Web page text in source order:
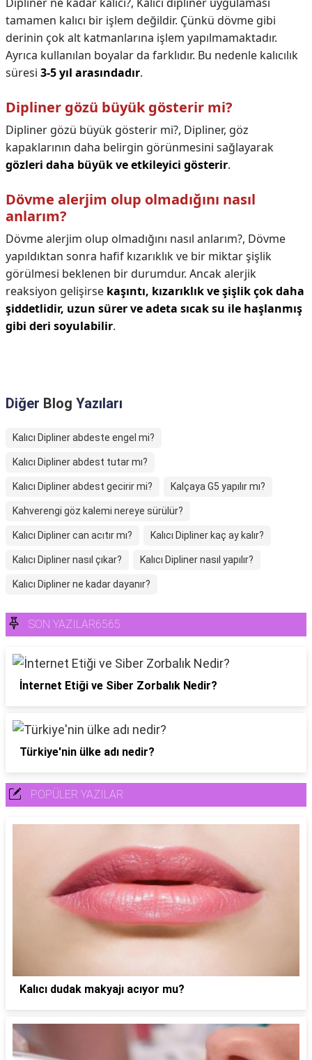
tamamen kalıcı bir işlem değildir. Çünkü dövme gibi
derinin çok alt katmanlarına işlem yapılmamaktadır.
Ayrıca kullanılan boyalar da farklıdır. Bu nedenle kalıcılık
süresi 3-5 yıl arasındadır.
Dipliner gözü büyük gösterir mi?
Dipliner gözü büyük gösterir mi?, Dipliner, göz
kapaklarının daha belirgin görünmesini sağlayarak
gözleri daha büyük ve etkileyici gösterir.
Dövme alerjim olup olmadığını nasıl
anlarım?
Dövme alerjim olup olmadığını nasıl anlarım?, Dövme
yapıldıktan sonra hafif kızarıklık ve bir miktar şişlik
görülmesi beklenen bir durumdur. Ancak alerjik
reaksiyon gelişirse kaşıntı, kızarıklık ve şişlik çok daha
şiddetlidir, uzun sürer ve adeta sıcak su ile haşlanmış
gibi deri soyulabilir.
Diğer Blog Yazıları
Kalıcı Dipliner abdeste engel mi?
Kalıcı Dipliner abdest tutar mı?
Kalıcı Dipliner abdest gecirir mi? Kalçaya G5 yapılır mı?
Kahverengi göz kalemi nereye sürülür?
Kalıcı Dipliner can acıtır mı? Kalıcı Dipliner kaç ay kalır?
Kalıcı Dipliner nasıl çıkar? Kalıcı Dipliner nasıl yapılır?
Kalıcı Dipliner ne kadar dayanır?
SON YAZILAR6565
İnternet Etiği ve Siber Zorbalık Nedir?
Türkiye'nin ülke adı nedir?
POPÜLER YAZILAR
Kalıcı dudak makyajı acıyor mu?